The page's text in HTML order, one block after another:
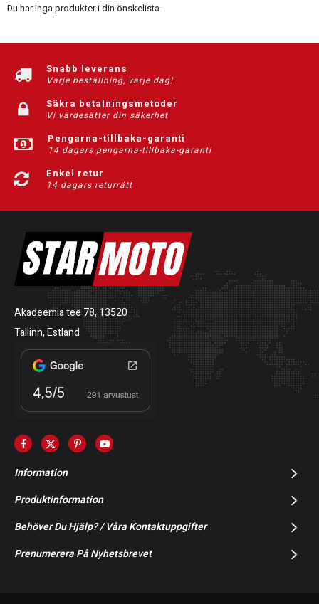
Du har inga produkter i din önskelista.
Snabb leverans
Varje beställning, varje dag!
Säkra betalningsmetoder
Vi värdesätter din säkerhet
Pengarna-tillbaka-garanti
14 dagars pengarna-tillbaka-garanti
Enkel retur
14 dagars returrätt
Akadeemia tee 78, 13520
Tallinn, Estland
Information
Produktinformation
Behöver Du Hjälp? / Våra Kontaktuppgifter
Prenumerera På Nyhetsbrevet